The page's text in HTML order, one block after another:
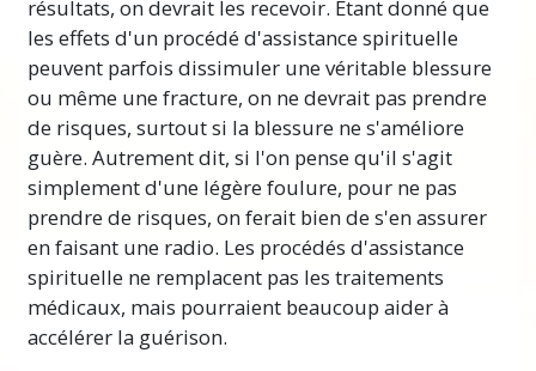
résultats, on devrait les recevoir. Etant donné que
les effets d'un procédé d'assistance spirituelle
peuvent parfois dissimuler une véritable blessure
ou même une fracture, on ne devrait pas prendre
de risques, surtout si la blessure ne s'améliore
guère. Autrement dit, si l'on pense qu'il s'agit
simplement d'une légère foulure, pour ne pas
prendre de risques, on ferait bien de s'en assurer
en faisant une radio. Les procédés d'assistance
spirituelle ne remplacent pas les traitements
médicaux, mais pourraient beaucoup aider à
accélérer la guérison.